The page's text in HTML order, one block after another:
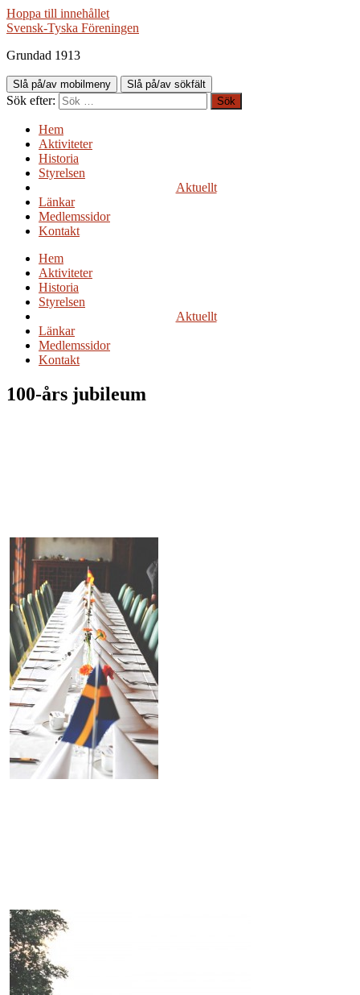
Hoppa till innehållet
Svensk-Tyska Föreningen
Grundad 1913
Slå på/av mobilmeny Slå på/av sökfält
Sök efter:
Hem
Aktiviteter
Historia
Styrelsen
Aktuellt
Länkar
Medlemssidor
Kontakt
Hem
Aktiviteter
Historia
Styrelsen
Aktuellt
Länkar
Medlemssidor
Kontakt
100-års jubileum